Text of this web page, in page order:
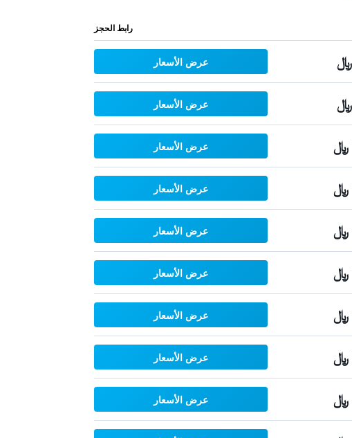
رابط الحجز
عرض الأسعار
عرض الأسعار
عرض الأسعار
عرض الأسعار
عرض الأسعار
عرض الأسعار
عرض الأسعار
عرض الأسعار
عرض الأسعار